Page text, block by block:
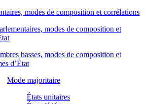
modes de composition et corrélations
modes de composition et
basses, modes de composition et
d’État
Mode majoritaire
États unitaires